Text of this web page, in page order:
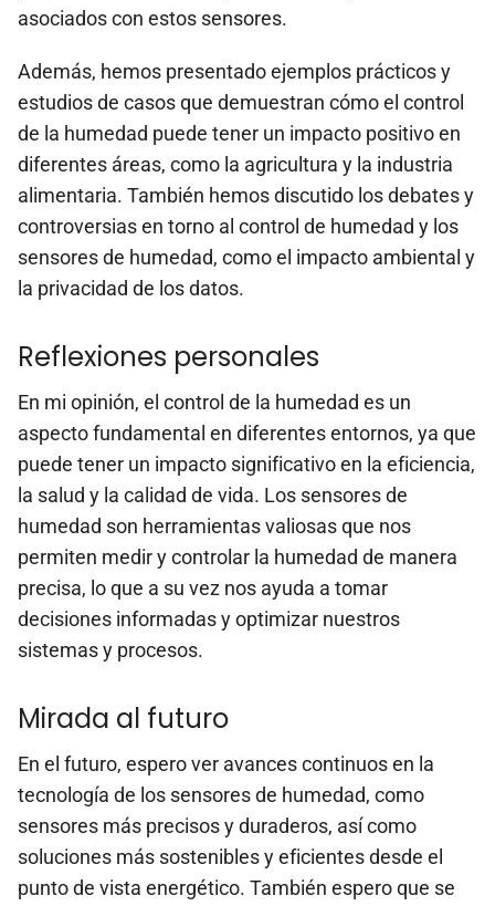
asociados con estos sensores.
Además, hemos presentado ejemplos prácticos y
estudios de casos que demuestran cómo el control
de la humedad puede tener un impacto positivo en
diferentes áreas, como la agricultura y la industria
alimentaria. También hemos discutido los debates y
controversias en torno al control de humedad y los
sensores de humedad, como el impacto ambiental y
la privacidad de los datos.
Reflexiones personales
En mi opinión, el control de la humedad es un
aspecto fundamental en diferentes entornos, ya que
puede tener un impacto significativo en la eficiencia,
la salud y la calidad de vida. Los sensores de
humedad son herramientas valiosas que nos
permiten medir y controlar la humedad de manera
precisa, lo que a su vez nos ayuda a tomar
decisiones informadas y optimizar nuestros
sistemas y procesos.
Mirada al futuro
En el futuro, espero ver avances continuos en la
tecnología de los sensores de humedad, como
sensores más precisos y duraderos, así como
soluciones más sostenibles y eficientes desde el
punto de vista energético. También espero que se